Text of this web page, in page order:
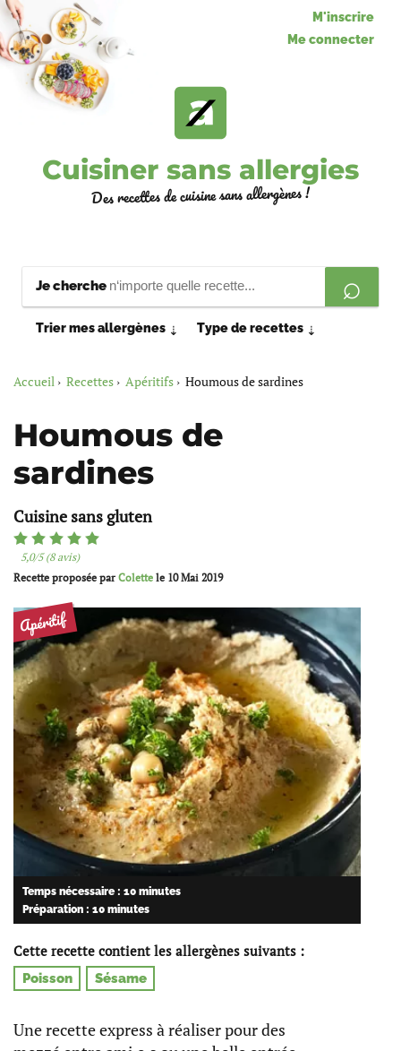
M'inscrire
Me connecter
Cuisiner sans allergies
Des recettes de cuisine sans allergènes !
Je cherche
Trier mes allergènes ⇣ Type de recettes ⇣
Accueil Recettes Apéritifs Houmous de sardines
Houmous de
sardines
Cuisine sans gluten
5,0/5 (8 avis)
Recette proposée par Colette le 10 Mai 2019
Apéritif
Temps nécessaire : 10 minutes
Préparation : 10 minutes
Cette recette contient les allergènes suivants :
Poisson Sésame
Une recette express à réaliser pour des